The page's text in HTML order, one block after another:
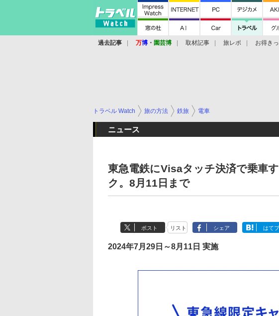
過去記事 万博 ・ 園芸博 取材記事 旅レポ お得き
トラベル Watch 旅の方法 鉄旅 電車
ニュース
東急電鉄にVisaタッチ決済で乗車
ク。8月11日まで
ポスト リスト シェア はてブ
2024年7月29日～8月11日 実施